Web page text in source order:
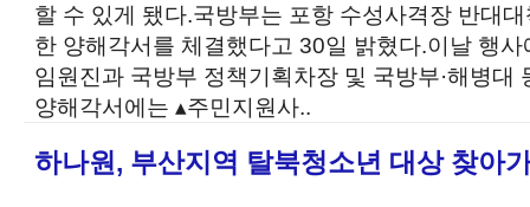
할 수 있게 됐다.국방부는 포항 수성사격장 반대
한 양해각서를 체결했다고 30일 밝혔다.이날 행
임원진과 국방부 정책기획차장 및 국방부·해병대
양해각서에는 ▴주민지원사..
하나원, 부산지역 탈북청소년 대상 찾아